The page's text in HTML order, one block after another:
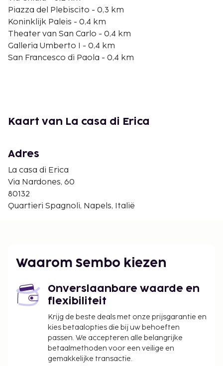
Piazza del Plebiscito - 0,3 km
Koninklijk Paleis - 0,4 km
Theater van San Carlo - 0,4 km
Galleria Umberto I - 0,4 km
San Francesco di Paola - 0,4 km
Lungomare Caracciolo - 0,9 km
Haven van Molo Beverello - 1 km
Pignasecca Markt - 1,1 km
De dichtsbijzijnde luchthaven is Internationale
luchthaven Napels (NAP) - 12,4 km
De receptie is tijdens beperkte uren geopend. In het
De volgende kosten dienen bij de accommodatie te
toepasselijke belastingen zijn:
De stad heft de volgende belasting: EUR 5.50
per persoon, per nacht voor maximaal 14
nachten. Deze belasting is niet van toepassing
op kinderen die jonger zijn dan 14 jaar.
Vóór het inchecken dien je een borgsom van
EUR 100 te betalen.
Kaart van La casa di Erica
Adres
La casa di Erica
Via Nardones, 60
80132
Quartieri Spagnoli, Napels, Italië
Waarom Sembo kiezen
Onverslaanbare waarde en
flexibiliteit
Krijg de beste deals met onze prijsgarantie en
kies betaalopties die bij uw behoeften
passen. We accepteren alle belangrijke
betaalmethoden voor een veilige en
gemakkelijke transactie.